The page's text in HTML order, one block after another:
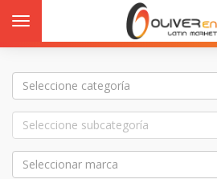
Toggle navigation
Seleccione categoría
Seleccione subcategoría
Seleccionar marca